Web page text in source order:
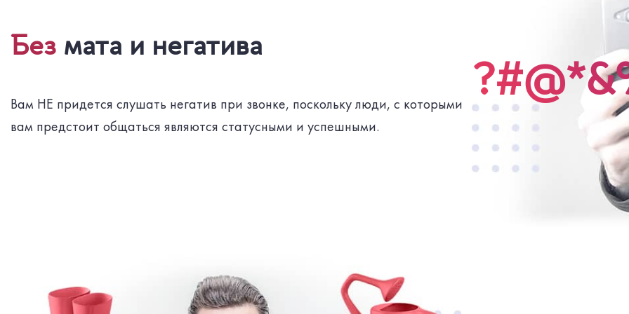
Без мата и негатива
Вам НЕ придется слушать негатив при звонке, поскольку люди, с которыми
вам предстоит общаться являются статусными и успешными.